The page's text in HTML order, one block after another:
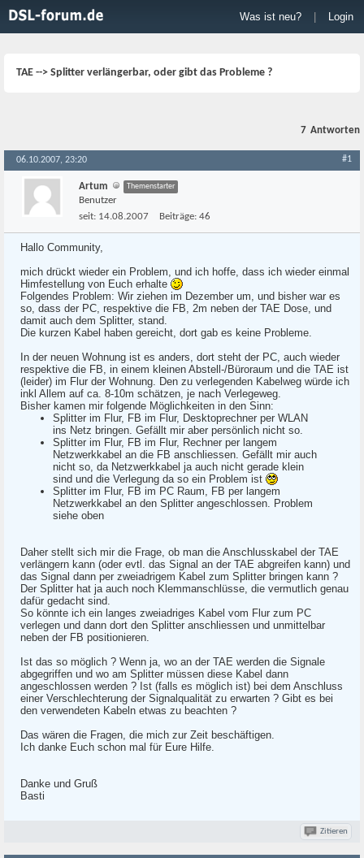
Was ist neu? Login
TAE --> Splitter verlängerbar, oder gibt das Probleme ?
7 Antworten
06.10.2007, 23:20 #1
Artum Themenstarter
Benutzer
seit: 14.08.2007 Beiträge: 46
Hallo Community,
mich drückt wieder ein Problem, und ich hoffe, dass ich wieder einmal
Himfestellung von Euch erhalte
Folgendes Problem: Wir ziehen im Dezember um, und bisher war es
so, dass der PC, respektive die FB, 2m neben der TAE Dose, und
damit auch dem Splitter, stand.
Die kurzen Kabel haben gereicht, dort gab es keine Probleme.
In der neuen Wohnung ist es anders, dort steht der PC, auch wieder
respektive die FB, in einem kleinen Abstell-/Büroraum und die TAE ist
(leider) im Flur der Wohnung. Den zu verlegenden Kabelweg würde ich
inkl Allem auf ca. 8-10m schätzen, je nach Verlegeweg.
Bisher kamen mir folgende Möglichkeiten in den Sinn:
Splitter im Flur, FB im Flur, Desktoprechner per WLAN
ins Netz bringen. Gefällt mir aber persönlich nicht so.
Splitter im Flur, FB im Flur, Rechner per langem
Netzwerkkabel an die FB anschliessen. Gefällt mir auch
nicht so, da Netzwerkkabel ja auch nicht gerade klein
sind und die Verlegung da so ein Problem ist
Splitter im Flur, FB im PC Raum, FB per langem
Netzwerkkabel an den Splitter angeschlossen. Problem
siehe oben
Daher stellt sich mir die Frage, ob man die Anschlusskabel der TAE
verlängern kann (oder evtl. das Signal an der TAE abgreifen kann) und
das Signal dann per zweiadrigem Kabel zum Splitter bringen kann ?
Der Splitter hat ja auch noch Klemmanschlüsse, die vermutlich genau
dafür gedacht sind.
So könnte ich ein langes zweiadriges Kabel vom Flur zum PC
verlegen und dann dort den Splitter anschliessen und unmittelbar
neben der FB positionieren.
Ist das so möglich ? Wenn ja, wo an der TAE werden die Signale
abgegriffen und wo am Splitter müssen diese Kabel dann
angeschlossen werden ? Ist (falls es möglich ist) bei dem Anschluss
einer Verschlechterung der Signalqualität zu erwarten ? Gibt es bei
den verwendeten Kabeln etwas zu beachten ?
Das wären die Fragen, die mich zur Zeit beschäftigen.
Ich danke Euch schon mal für Eure Hilfe.
Danke und Gruß
Basti
Zitieren